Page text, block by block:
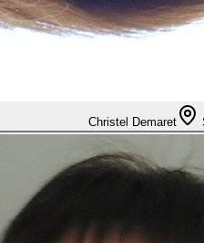
Christel Demaret